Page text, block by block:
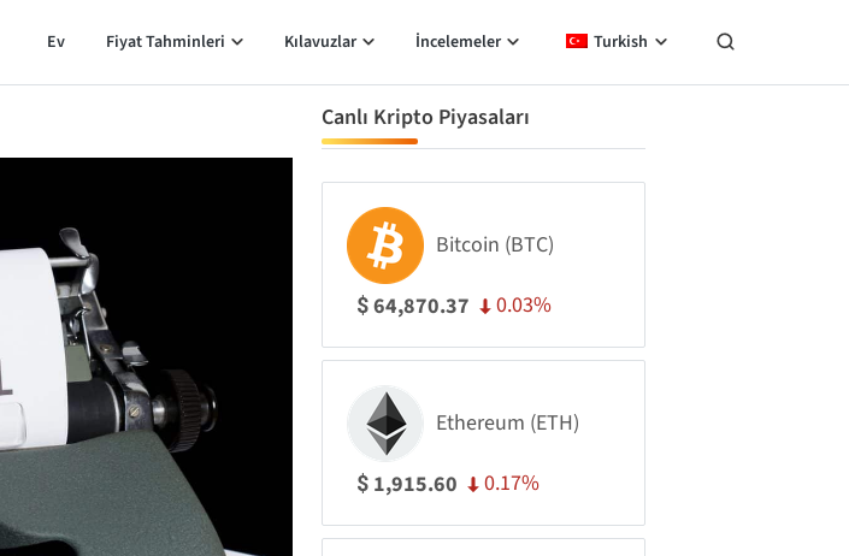
Ev Fiyat Tahminleri Kılavuzlar İncelemeler Turkish
Canlı Kripto Piyasaları
Bitcoin (BTC)
$64,870.37 0.03%
Ethereum (ETH)
$ 1,915.60 0.17%